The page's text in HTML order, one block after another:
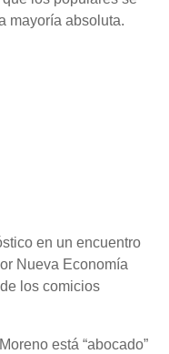
mayoría absoluta.
en un encuentro
Nueva Economía
los comicios
está “abocado”